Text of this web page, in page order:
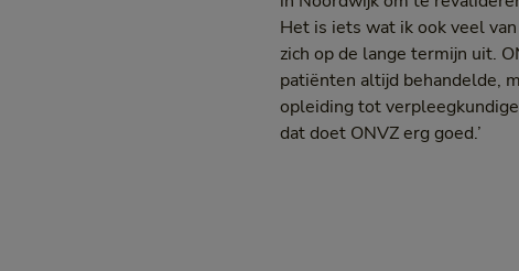
Het is iets wat ik ook veel
zich op de lange termijn uit.
patiënten altijd behandelde,
opleiding tot
dat doet ONVZ erg goed.’